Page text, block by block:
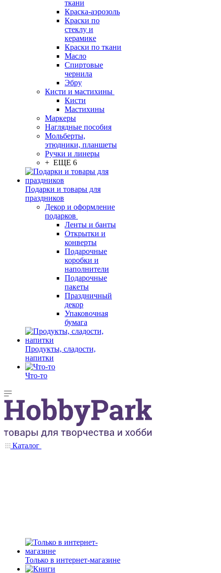
ткани
Краска-аэрозоль
Краски по
стеклу и
керамике
Краски по ткани
Масло
Спиртовые
чернила
Эбру
Кисти и мастихины
Кисти
Мастихины
Маркеры
Наглядные пособия
Мольберты,
этюдники, планшеты
Ручки и линеры
+ ЕЩЕ 6
Подарки и товары для
праздников
Декор и оформление
подарков
Ленты и банты
Открытки и
конверты
Подарочные
коробки и
наполнители
Подарочные
пакеты
Праздничный
декор
Упаковочная
бумага
Продукты, сладости,
напитки
Что-то
Каталог
Только в интернет-магазине